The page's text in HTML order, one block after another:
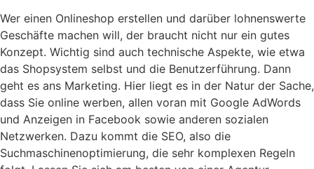
Wer einen Onlineshop erstellen und darüber lohnenswerte
Geschäfte machen will, der braucht nicht nur ein gutes
Konzept. Wichtig sind auch technische Aspekte, wie etwa
das Shopsystem selbst und die Benutzerführung. Dann
geht es ans Marketing. Hier liegt es in der Natur der Sache,
dass Sie online werben, allen voran mit Google AdWords
und Anzeigen in Facebook sowie anderen sozialen
Netzwerken. Dazu kommt die SEO, also die
Suchmaschinenoptimierung, die sehr komplexen Regeln